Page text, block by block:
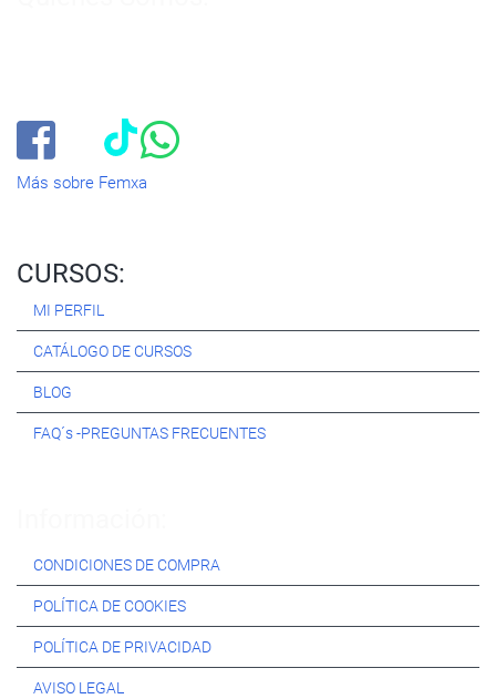
Más sobre Femxa
CURSOS:
MI PERFIL
CATÁLOGO DE CURSOS
BLOG
FAQ´s -PREGUNTAS FRECUENTES
CONDICIONES DE COMPRA
POLÍTICA DE COOKIES
POLÍTICA DE PRIVACIDAD
AVISO LEGAL